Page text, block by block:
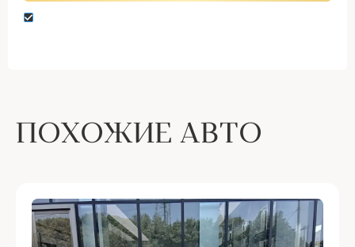
ПОХОЖИЕ АВТО